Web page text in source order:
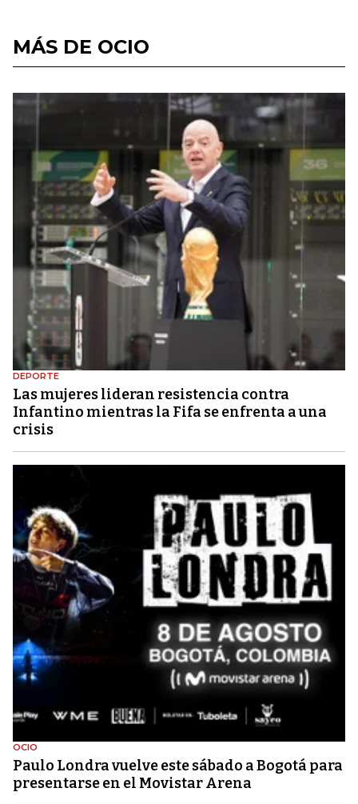
MÁS DE OCIO
DEPORTE
Las mujeres lideran resistencia contra
Infantino mientras la Fifa se enfrenta a una
crisis
OCIO
Paulo Londra vuelve este sábado a Bogotá para
presentarse en el Movistar Arena